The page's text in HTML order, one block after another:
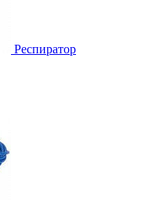
Респиратор